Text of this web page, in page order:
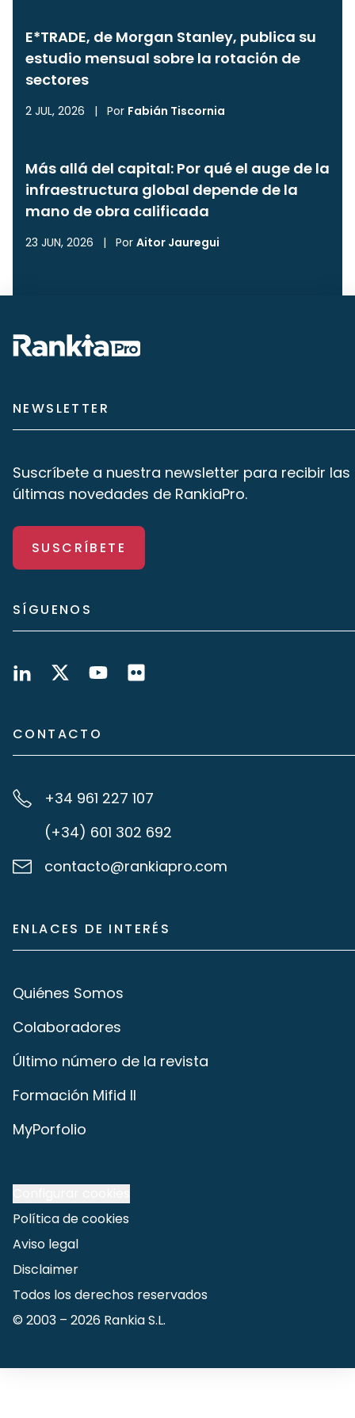
E*TRADE, de Morgan Stanley, publica su
estudio mensual sobre la rotación de
sectores
2 JUL, 2026 | Por Fabián Tiscornia
Más allá del capital: Por qué el auge de la
infraestructura global depende de la
mano de obra calificada
23 JUN, 2026 | Por Aitor Jauregui
NEWSLETTER
Suscríbete a nuestra newsletter para recibir las
últimas novedades de RankiaPro.
SUSCRÍBETE
SÍGUENOS
CONTACTO
+34 961 227 107
(+34) 601 302 692
contacto@rankiapro.com
ENLACES DE INTERÉS
Quiénes Somos
Colaboradores
Último número de la revista
Formación Mifid II
MyPorfolio
Política de cookies
Aviso legal
Disclaimer
Todos los derechos reservados
© 2003 – 2026 Rankia S.L.